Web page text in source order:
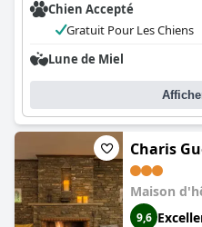
trouvé les chambres plus
d'ajouter un réfrigérateur,
atmosphère de rêve qui vaut la
Chien Accepté
Gratuit Pour Les Chiens
Lune de Miel
Charis
Maison
9,6